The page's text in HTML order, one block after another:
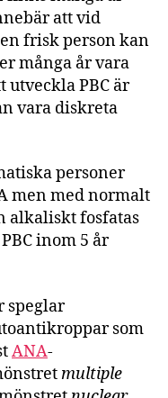
att vid
frisk person kan
många år vara
PBC är
vara diskreta
personer
men med normalt
alkaliskt fosfatas
inom 5 år
speglar
som
ANA-
multiple